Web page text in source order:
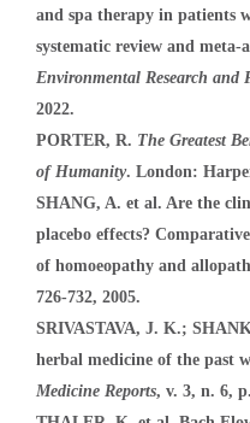
and spa therapy in patients
systematic review and meta-
Environmental Research and
2022.
PORTER, R. The Greatest
of Humanity. London:
SHANG, A. et al. Are the
placebo effects?
of homoeopathy and
726-732, 2005.
SRIVASTAVA, J. K.;
herbal medicine of the past
Medicine Reports, v. 3, n. 6,